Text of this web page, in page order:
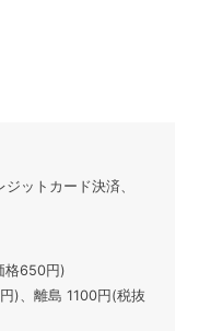
ットカード決済、
格650円)
)、離島 1100円(税抜